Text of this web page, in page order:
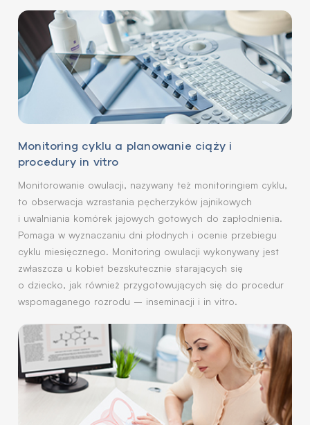
Monitoring cyklu a planowanie ciąży i
procedury in vitro
Monitorowanie owulacji, nazywany też monitoringiem cyklu,
to obserwacja wzrastania pęcherzyków jajnikowych
i uwalniania komórek jajowych gotowych do zapłodnienia.
Pomaga w wyznaczaniu dni płodnych i ocenie przebiegu
cyklu miesięcznego. Monitoring owulacji wykonywany jest
zwłaszcza u kobiet bezskutecznie starających się
o dziecko, jak również przygotowujących się do procedur
wspomaganego rozrodu – inseminacji i in vitro.